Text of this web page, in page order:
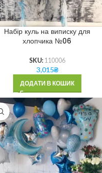
Набір куль на виписку для
хлопчика №06
SKU: 110006
3,015₴
ДОДАТИ В КОШИК